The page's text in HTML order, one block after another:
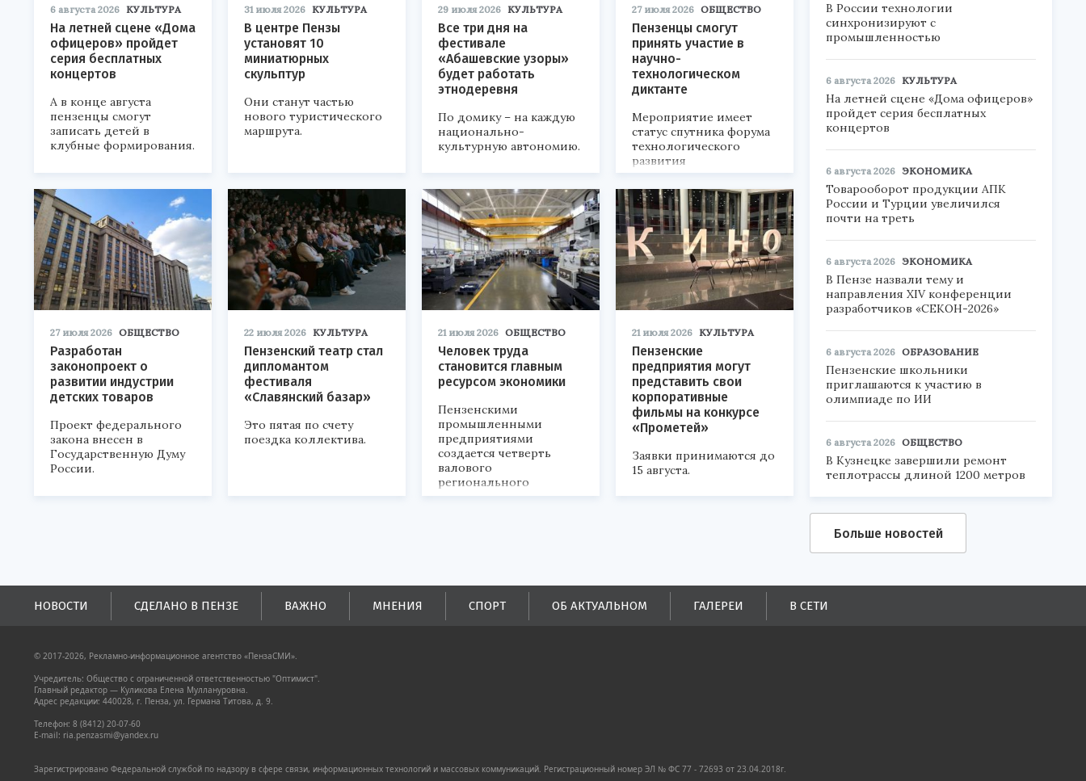
6 августа 2026 КУЛЬТУРА
На летней сцене «Дома
офицеров» пройдет
серия бесплатных
концертов
А в конце августа
пензенцы смогут
записать детей в
клубные формирования.
31 июля 2026 КУЛЬТУРА
В центре Пензы
установят 10
миниатюрных
скульптур
Они станут частью
нового туристического
маршрута.
29 июля 2026 КУЛЬТУРА
Все три дня на
фестивале
«Абашевские узоры»
будет работать
этнодеревня
По домику – на каждую
национально-
культурную автономию.
27 июля 2026 ОБЩЕСТВО
Пензенцы смогут
принять участие в
научно-
технологическом
диктанте
Мероприятие имеет
статус спутника форума
технологического
развития
«Технопром-2026».
27 июля 2026 ОБЩЕСТВО
Разработан
законопроект о
развитии индустрии
детских товаров
Проект федерального
закона внесен в
Государственную Думу
России.
22 июля 2026 КУЛЬТУРА
Пензенский театр стал
дипломантом
фестиваля
«Славянский базар»
Это пятая по счету
поездка коллектива.
21 июля 2026 ОБЩЕСТВО
Человек труда
становится главным
ресурсом экономики
Пензенскими
промышленными
предприятиями
создается четверть
валового
регионального
продукта и
21 июля 2026 КУЛЬТУРА
Пензенские
предприятия могут
представить свои
корпоративные
фильмы на конкурсе
«Прометей»
Заявки принимаются до
15 августа.
В России технологии
синхронизируют с
промышленностью
6 августа 2026 КУЛЬТУРА
На летней сцене «Дома офицеров»
пройдет серия бесплатных
концертов
6 августа 2026 ЭКОНОМИКА
Товарооборот продукции АПК
России и Турции увеличился
почти на треть
6 августа 2026 ЭКОНОМИКА
В Пензе назвали тему и
направления XIV конференции
разработчиков «СЕКОН-2026»
6 августа 2026 ОБРАЗОВАНИЕ
Пензенские школьники
приглашаются к участию в
олимпиаде по ИИ
6 августа 2026 ОБЩЕСТВО
В Кузнецке завершили ремонт
теплотрассы длиной 1200 метров
Больше новостей
НОВОСТИ СДЕЛАНО В ПЕНЗЕ ВАЖНО МНЕНИЯ СПОРТ ОБ АКТУАЛЬНОМ ГАЛЕРЕИ В СЕТИ
© 2017-2026, Рекламно-информационное агентство «ПензаСМИ».
Учредитель: Общество с ограниченной ответственностью "Оптимист".
Главный редактор — Куликова Елена Муллануровна.
Адрес редакции: 440028, г. Пенза, ул. Германа Титова, д. 9.
Телефон: 8 (8412) 20-07-60
E-mail: ria.penzasmi@yandex.ru
Зарегистрировано Федеральной службой по надзору в сфере связи, информационных технологий и массовых коммуникаций. Регистрационный номер ЭЛ № ФС 77 - 72693 от 23.04.2018г.